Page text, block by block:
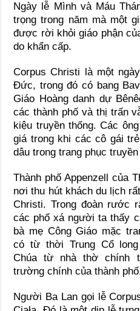
Ngày lễ Mình và Máu
trọng trong năm mà một
được rời khỏi giáo phận
do khẩn cấp.
Corpus Christi là một
Đức, trong đó có bang
Giáo Hoàng danh dự
các thành phố và thị trấn
kiệu truyền thống. Các
giá trong khi các cô gái
dâu trong trang phục
Thành phố Appenzell của
nơi thu hút khách du lịch
Christi. Trong đoàn rước
các phố xá người ta thấy
bà mẹ Công Giáo mặc
có từ thời Trung Cổ
Chúa từ nhà thờ chính
trường chính của thành
Người Ba Lan gọi lễ